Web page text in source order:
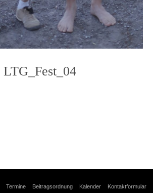
LTG_Fest_04
Termine Beitragsordnung Kalender
Kontaktformular